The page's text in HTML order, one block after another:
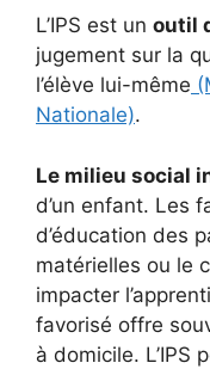
L’IPS est un outil
jugement sur la
l’élève lui-même
Nationale).
Le milieu social
d’un enfant. Les
d’éducation des
matérielles ou le
impacter
favorisé offre
à domicile. L’IPS